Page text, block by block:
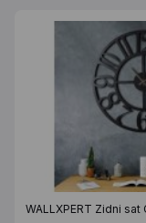
WALLXPERT Zidni sat